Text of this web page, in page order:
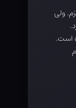
ولی
است.